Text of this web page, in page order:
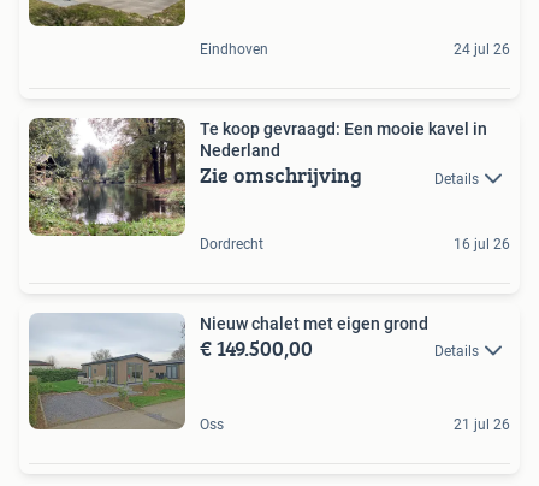
Eindhoven 24 jul 26
Te koop gevraagd: Een mooie kavel in
Nederland
Zie omschrijving Details
Dordrecht 16 jul 26
Nieuw chalet met eigen grond
€ 149.500,00 Details
Oss 21 jul 26